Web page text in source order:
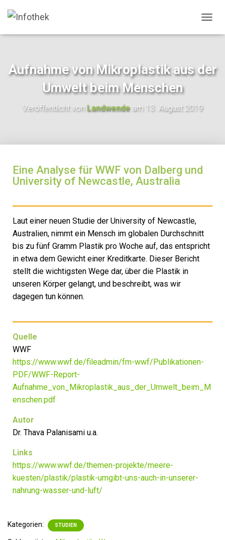
A
A
N
Aufnahme von Mikroplastik aus der
Umwelt beim Menschen
Veröffentlicht von Landwendeam 13. August 2019
Eine Analyse für WWF von Dalberg und
University of Newcastle, Australia
Laut einer neuen Studie der University of Newcastle,
Australien, nimmt ein Mensch im globalen Durchschnitt
bis zu fünf Gramm Plastik pro Woche auf, das entspricht
in etwa dem Gewicht einer Kreditkarte. Dieser Bericht
stellt die wichtigsten Wege dar, über die Plastik in
unseren Körper gelangt, und beschreibt, was wir
dagegen tun können.
Quelle
WWF
https://www.wwf.de/fileadmin/fm-wwf/Publikationen-
PDF/WWF-Report-
Aufnahme_von_Mikroplastik_aus_der_Umwelt_beim_M
enschen.pdf
Autor
Dr. Thava Palanisami u.a.
Links
https://www.wwf.de/themen-projekte/meere-
kuesten/plastik/plastik-umgibt-uns-auch-in-unserer-
nahrung-wasser-und-luft/
Kategorien: STUDIEN